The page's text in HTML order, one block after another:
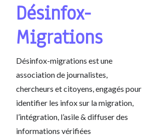
Désinfox-
Migrations
Désinfox-migrations est une
association de journalistes,
chercheurs et citoyens, engagés pour
identifier les infox sur la migration,
l’intégration, l’asile & diffuser des
informations vérifiées